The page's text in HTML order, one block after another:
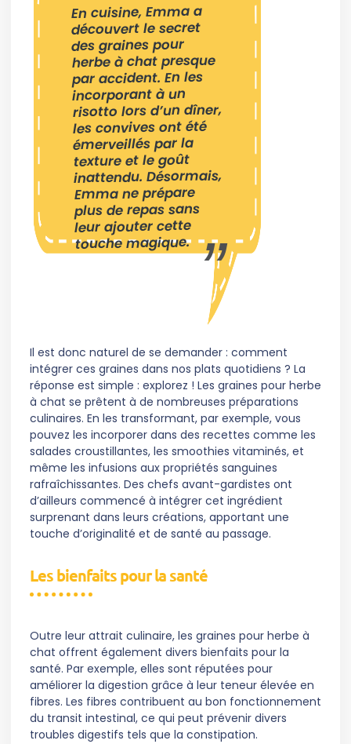
En cuisine, Emma a
découvert le secret
des graines pour
herbe à chat presque
par accident. En les
incorporant à un
risotto lors d’un dîner,
les convives ont été
émerveillés par la
texture et le goût
inattendu. Désormais,
Emma ne prépare
plus de repas sans
leur ajouter cette
touche magique.
Il est donc naturel de se demander : comment
intégrer ces graines dans nos plats quotidiens ? La
réponse est simple : explorez ! Les graines pour herbe
à chat se prêtent à de nombreuses préparations
culinaires. En les transformant, par exemple, vous
pouvez les incorporer dans des recettes comme les
salades croustillantes, les smoothies vitaminés, et
même les infusions aux propriétés sanguines
rafraîchissantes. Des chefs avant-gardistes ont
d’ailleurs commencé à intégrer cet ingrédient
surprenant dans leurs créations, apportant une
touche d’originalité et de santé au passage.
Les bienfaits pour la santé
Outre leur attrait culinaire, les graines pour herbe à
chat offrent également divers bienfaits pour la
santé. Par exemple, elles sont réputées pour
améliorer la digestion grâce à leur teneur élevée en
fibres. Les fibres contribuent au bon fonctionnement
du transit intestinal, ce qui peut prévenir divers
troubles digestifs tels que la constipation.